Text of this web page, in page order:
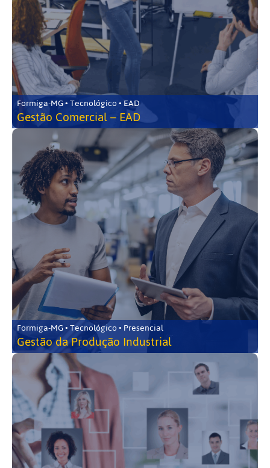
Formiga-MG • Tecnológico • EAD
Gestão Comercial – EAD
Formiga-MG • Tecnológico • Presencial
Gestão da Produção Industrial